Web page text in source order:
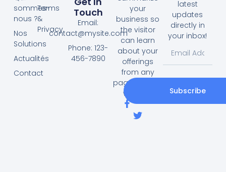
your
business so
the visitor
can learn
about your
offerings
from any
page on your
website.
Terms
&
Privacy
sommes-
nous ?
Nos
Solutions
Actualités
Contact
Touch
Email:
contact@mysite.com
Phone: 123-
456-7890
latest
updates
directly in
your inbox!
Subscribe